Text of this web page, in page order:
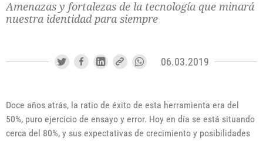
Amenazas y fortalezas de la tecnología que minará
nuestra identidad para siempre
06.03.2019
Doce años atrás, la ratio de éxito de esta herramienta era del
50%, puro ejercicio de ensayo y error. Hoy en día se está situando
cerca del 80%, y sus expectativas de crecimiento y posibilidades